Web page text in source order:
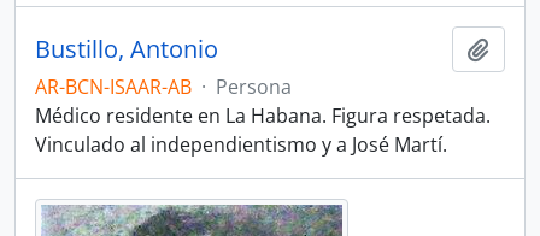
Bustillo, Antonio
AR-BCN-ISAAR-AB · Persona
Médico residente en La Habana. Figura respetada.
Vinculado al independientismo y a José Martí.